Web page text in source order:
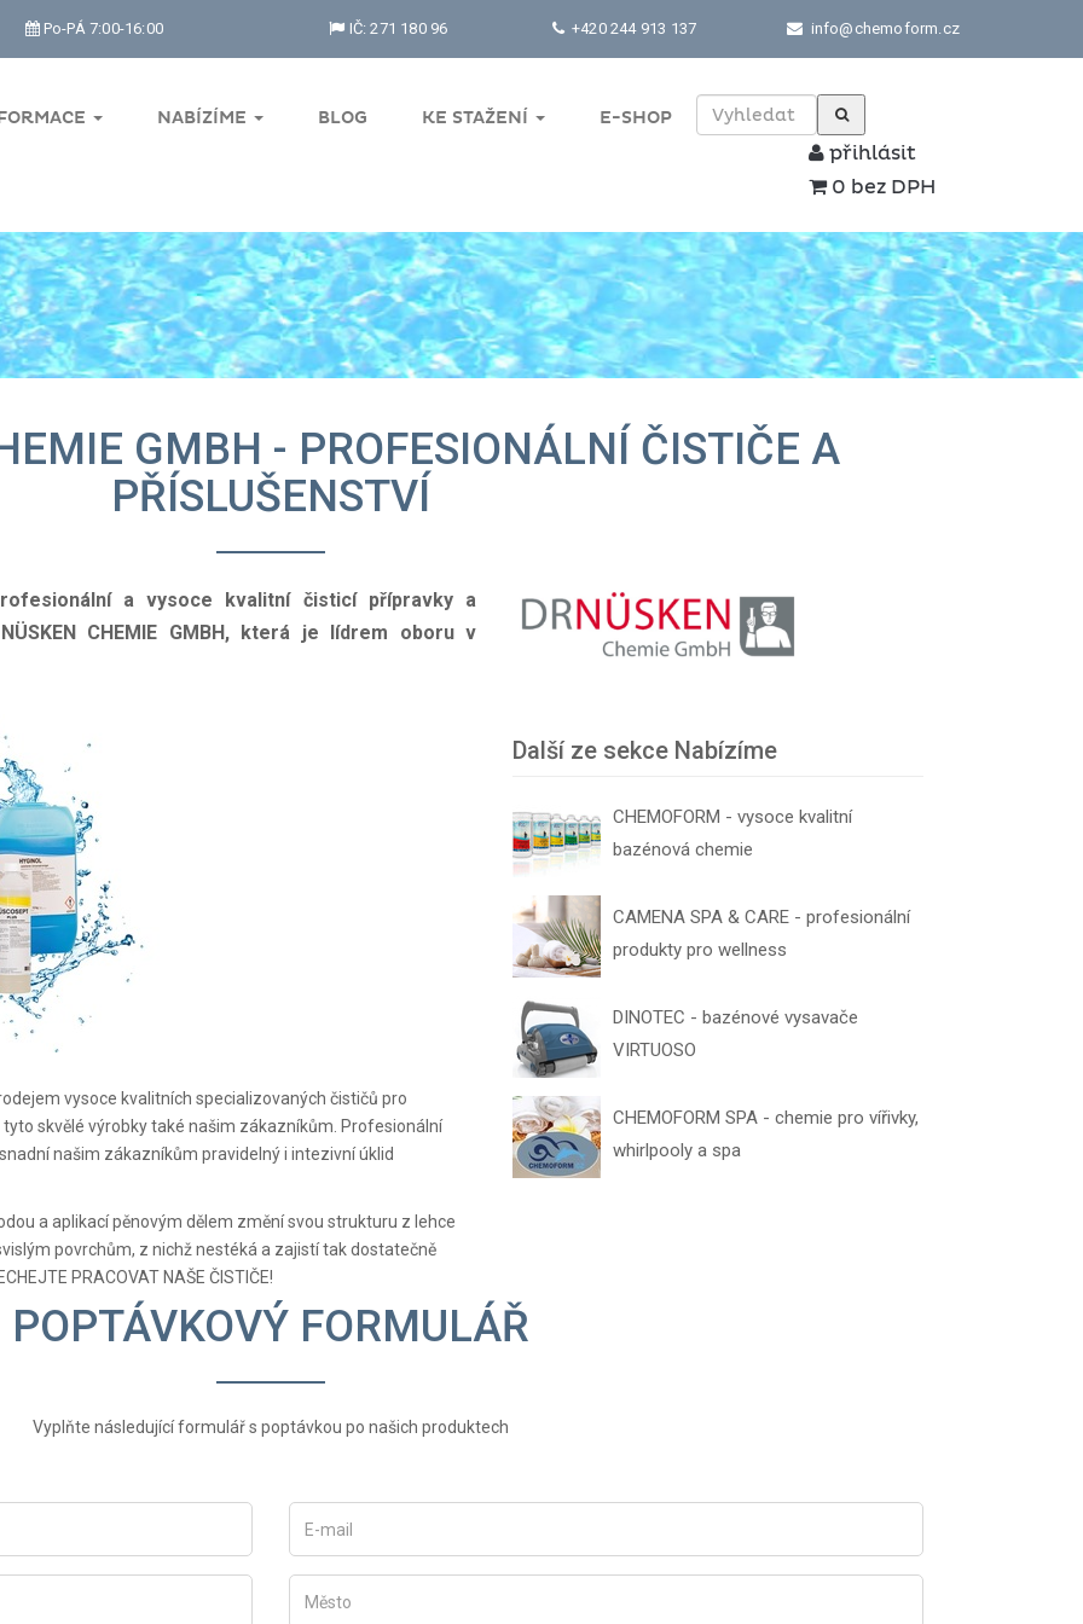
Po-PÁ 7:00-16:00 IČ: 271 180 96 +420 244 913 137 info@chemoform.cz
NABÍZÍME BLOG KE STAŽENÍ E-SHOP
přihlásit
0 bez DPH
GMBH - PROFESIONÁLNÍ ČISTIČE A
PŘÍSLUŠENSTVÍ
a vysoce kvalitní čisticí přípravky a
CHEMIE GMBH, která je lídrem oboru v
vysoce kvalitních specializovaných čističů pro
skvělé výrobky také našim zákazníkům. Profesionální
našim zákazníkům pravidelný i intezivní úklid
a aplikací pěnovým dělem změní svou strukturu z lehce
povrchům, z nichž nestéká a zajistí tak dostatečně
PRACOVAT NAŠE ČISTIČE!
Další ze sekce Nabízíme
CHEMOFORM - vysoce kvalitní
bazénová chemie
CAMENA SPA & CARE - profesionální
produkty pro wellness
DINOTEC - bazénové vysavače
VIRTUOSO
CHEMOFORM SPA - chemie pro vířivky,
whirlpooly a spa
POPTÁVKOVÝ FORMULÁŘ
Vyplňte následující formulář s poptávkou po našich produktech